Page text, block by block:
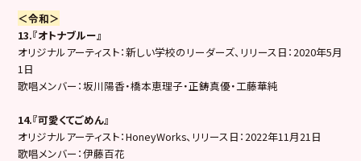
＜令和＞
13.『オトナブルー』
オリジナルアーティスト：新しい学校のリーダーズ、リリース日：2020年5月
1日
歌唱メンバー：坂川陽香・橋本恵理子・正鋳真優・工藤華純
14.『可愛くてごめん』
オリジナルアーティスト：HoneyWorks、リリース日：2022年11月21日
歌唱メンバー：伊藤百花